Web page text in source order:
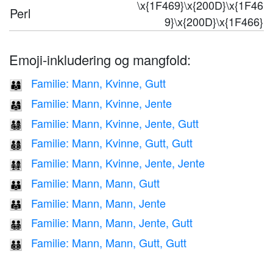
Perl
\x{1F469}\x{200D}\x{1F46
9}\x{200D}\x{1F466}
Emoji-inkludering og mangfold:
👨‍👩‍👦 Familie: Mann, Kvinne, Gutt
👨‍👩‍👧 Familie: Mann, Kvinne, Jente
👨‍👩‍👧‍👦 Familie: Mann, Kvinne, Jente, Gutt
👨‍👩‍👦‍👦 Familie: Mann, Kvinne, Gutt, Gutt
👨‍👩‍👧‍👧 Familie: Mann, Kvinne, Jente, Jente
👨‍👨‍👦 Familie: Mann, Mann, Gutt
👨‍👨‍👧 Familie: Mann, Mann, Jente
👨‍👨‍👧‍👦 Familie: Mann, Mann, Jente, Gutt
👨‍👨‍👦‍👦 Familie: Mann, Mann, Gutt, Gutt